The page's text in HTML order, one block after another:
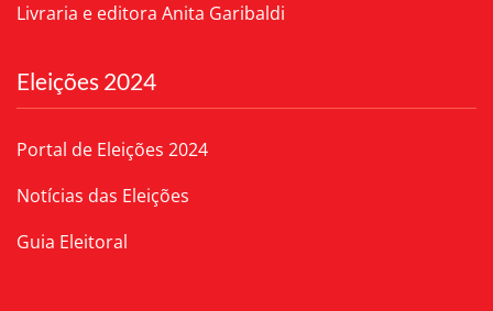
Livraria e editora Anita Garibaldi
Eleições 2024
Portal de Eleições 2024
Notícias das Eleições
Guia Eleitoral